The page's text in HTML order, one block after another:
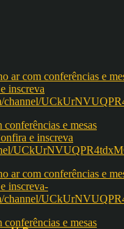
e mesas
e inscreva
e mesas